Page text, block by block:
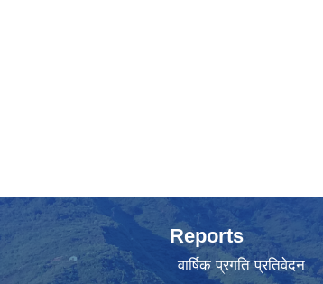
Reports
वार्षिक प्रगति प्रतिवेदन